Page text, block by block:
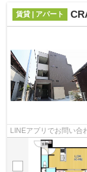
賃貸 | アパート
LINEアプリでお問い合